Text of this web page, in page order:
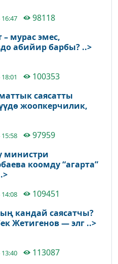
98118
мурас эмес,
абийир барбы? ..>
100353
саясатты
жоопкерчилик,
97959
министри
коомду “агарта”
109451
кандай саясатчы?
Жетигенов — элг ..>
13:40
113087